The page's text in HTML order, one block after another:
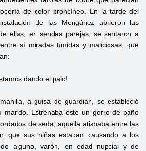
de color broncíneo. En la tarde del
de las Mengánez abrieron las
ellas, en sendas parejas, se sentaron a
sí miradas tímidas y maliciosas, que
dando el palo!
a guisa de guardián, se estableció
marido. Estrenaba este un gorro de paño
de seda; aquella atisbaba entre las
que sus niñas estaban causando a los
alguno, varón, en edad nupcial y de